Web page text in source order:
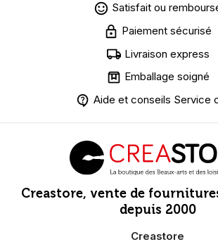
Satisfait ou
Paiement sécurisé
Livraison express
Emballage soigné
Aide et conseils Service
Creastore, vente de
depuis 2000
Creastore